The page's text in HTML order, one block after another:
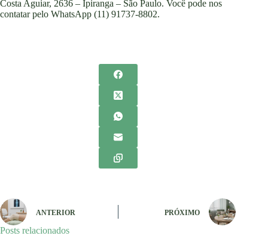
Costa Aguiar, 2636 – Ipiranga – São Paulo. Você pode nos
contatar pelo WhatsApp (11) 91737-8802.
ANTERIOR PRÓXIMO
Posts relacionados